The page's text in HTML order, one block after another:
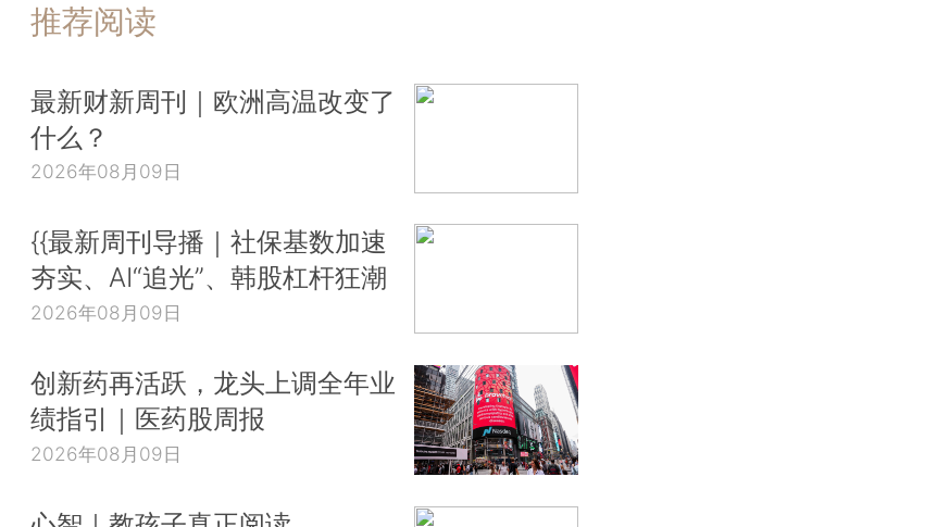
推荐阅读
最新财新周刊｜欧洲高温改变了
什么？
2026年08月09日
{{最新周刊导播｜社保基数加速
夯实、AI“追光”、韩股杠杆狂潮
2026年08月09日
创新药再活跃，龙头上调全年业
绩指引｜医药股周报
2026年08月09日